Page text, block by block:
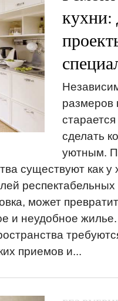
кухни:
размеров
сделать
уютным.
существуют как у
может
и неудобное
приемов и...